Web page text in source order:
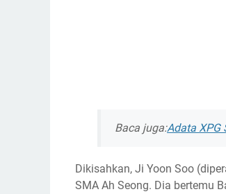
Baca juga:Adata XPG
Dikisahkan, Ji Yoon Soo
SMA Ah Seong. Dia bertemu